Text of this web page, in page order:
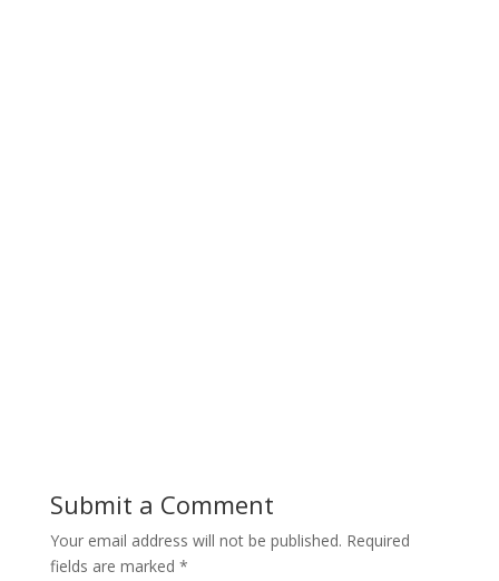
Submit a Comment
Your email address will not be published. Required
fields are marked *